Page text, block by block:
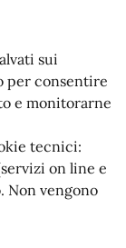
sui
per consentire
e monitorarne
tecnici:
on line e
Non vengono